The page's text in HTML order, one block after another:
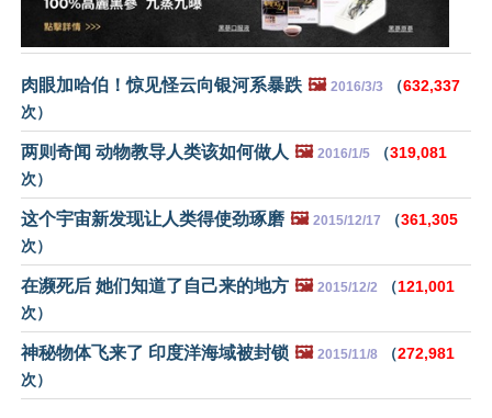
肉眼加哈伯！惊见怪云向银河系暴跌 🖼️ 2016/3/3 （632,337
次）
两则奇闻 动物教导人类该如何做人 🖼️ 2016/1/5 （319,081
次）
这个宇宙新发现让人类得使劲琢磨 🖼️ 2015/12/17 （361,305
次）
在濒死后 她们知道了自己来的地方 🖼️ 2015/12/2 （121,001
次）
神秘物体飞来了 印度洋海域被封锁 🖼️ 2015/11/8 （272,981
次）